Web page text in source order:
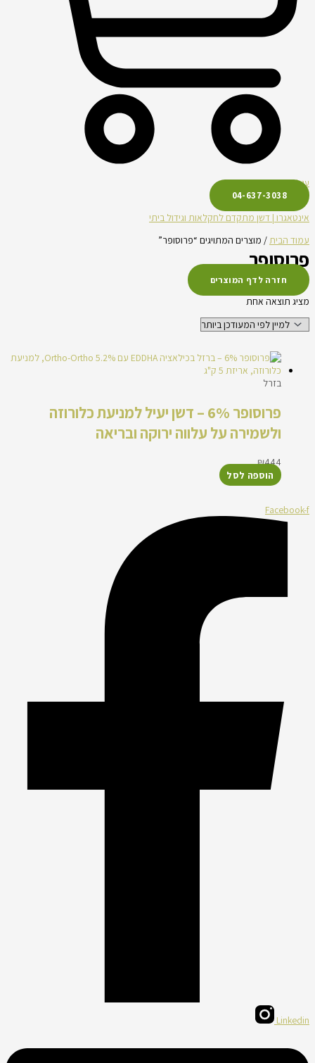
עגלת קניות
04-637-3038
אינטאגרו | דשן מתקדם לחקלאות וגידול ביתי
עמוד הבית/ מוצרים המתויגים “פרוסופר”
פרוסופר
חזרה לדף המוצרים
מציג תוצאה אחת
בזרל
פרוסופר 6% – דשן יעיל למניעת כלורוזה
ולשמירה על עלווה ירוקה ובריאה
₪444
הוספה לסל
Facebook-f
Linkedin